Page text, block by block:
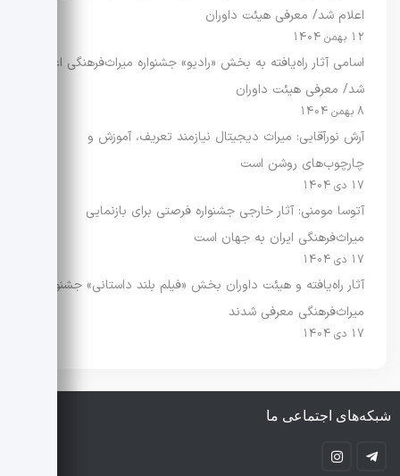
اعلام شد/ معرفی هیئت داوران
12 بهمن 1404
اسامی آثار راه‌یافته به بخش «رادیو» جشنواره میراث‌فرهنگی اعلام
شد/ معرفی هیئت داوران
8 بهمن 1404
آرش نورآقایی: میراث دیجیتال نیازمند تعریف، آموزش و
چارچوب‌های روشن است
17 دی 1404
آتوسا مومنی: آثار خارجی جشنواره فرصتی برای بازنمایی
میراث‌فرهنگی ایران به جهان است
17 دی 1404
آثار راه‌یافته و هیئت داوران بخش «فیلم بلند داستانی» جشنواره
میراث‌فرهنگی معرفی شدند
17 دی 1404
شبکه‌های اجتماعی ما